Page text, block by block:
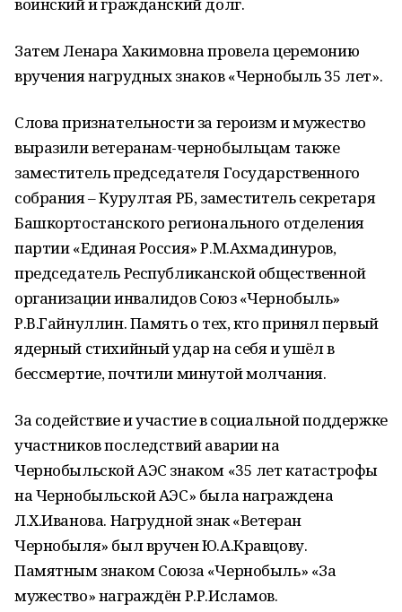
Затем Ленара Хакимовна провела церемонию
вручения нагрудных знаков «Чернобыль 35 лет».
Слова признательности за героизм и мужество
выразили ветеранам-чернобыльцам также
заместитель председателя Государственного
собрания – Курултая РБ, заместитель секретаря
Башкортостанского регионального отделения
партии «Единая Россия» Р.М.Ахмадинуров,
председатель Республиканской общественной
организации инвалидов Союз «Чернобыль»
Р.В.Гайнуллин. Память о тех, кто принял первый
ядерный стихийный удар на себя и ушёл в
бессмертие, почтили минутой молчания.
За содействие и участие в социальной поддержке
участников последствий аварии на
Чернобыльской АЭС знаком «35 лет катастрофы
на Чернобыльской АЭС» была награждена
Л.Х.Иванова. Нагрудной знак «Ветеран
Чернобыля» был вручен Ю.А.Кравцову.
Памятным знаком Союза «Чернобыль» «За
мужество» награждён Р.Р.Исламов.